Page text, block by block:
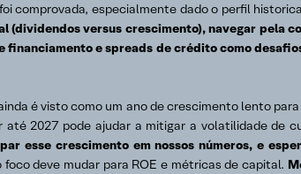
comprovada, especialmente dado o perfil
(dividendos versus crescimento), navegar pela
e spreads de crédito como
é visto como um ano de crescimento lento
2027 pode ajudar a mitigar a volatilidade de
esse crescimento em nossos números, e
deve mudar para ROE e métricas de capital.